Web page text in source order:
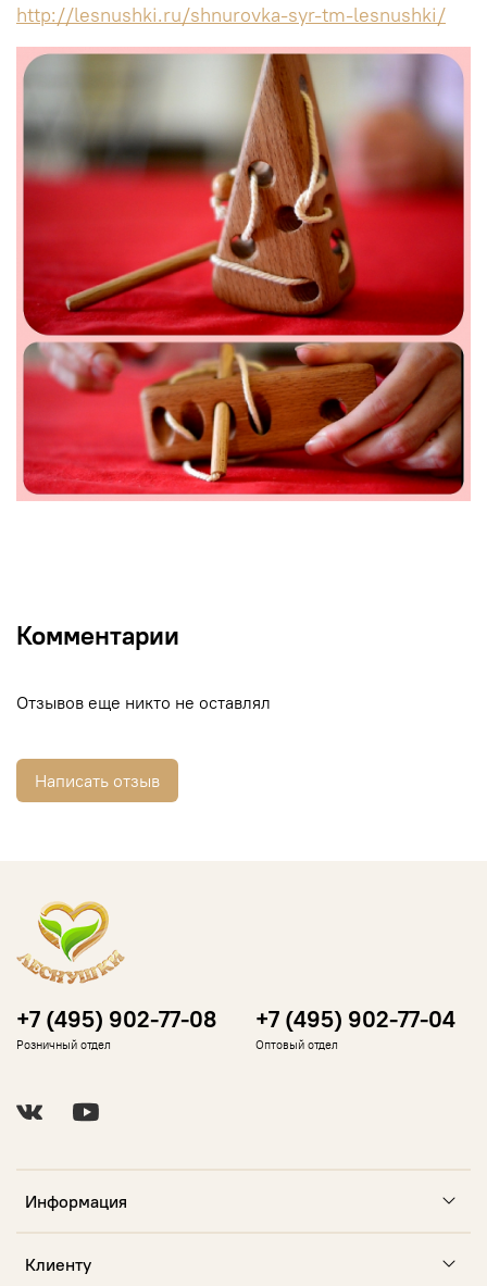
http://lesnushki.ru/shnurovka-syr-tm-lesnushki/
Комментарии
Отзывов еще никто не оставлял
Написать отзыв
Информация
Клиенту
+7 (495) 902-77-08
Розничный отдел
+7 (495) 902-77-04
Оптовый отдел